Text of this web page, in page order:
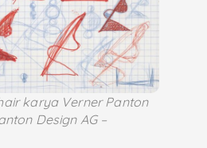
karya Verner Panton
Design AG –